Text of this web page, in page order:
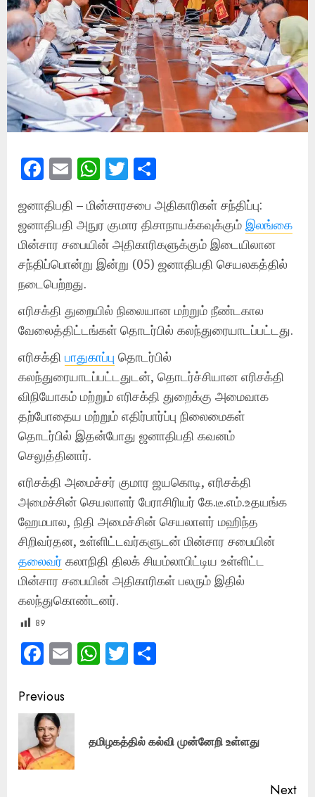
Facebook
EmailWhatsApp
Twitter
ஜனாதிபதி – மின்சாரசபை அதிகாரிகள் சந்திப்பு:
ஜனாதிபதி அநுர குமார திசாநாயக்கவுக்கும் இலங்கை
மின்சார சபையின் அதிகாரிகளுக்கும் இடையிலான
சந்திப்பொன்று இன்று (05) ஜனாதிபதி செயலகத்தில்
நடைபெற்றது.
எரிசக்தி துறையில் நிலையான மற்றும் நீண்டகால
வேலைத்திட்டங்கள் தொடர்பில் கலந்துரையாடப்பட்டது.
எரிசக்தி பாதுகாப்பு தொடர்பில்
கலந்துரையாடப்பட்டதுடன், தொடர்ச்சியான எரிசக்தி
விநியோகம் மற்றும் எரிசக்தி துறைக்கு அமைவாக
தற்போதைய மற்றும் எதிர்பார்ப்பு நிலைமைகள்
தொடர்பில் இதன்போது ஜனாதிபதி கவனம்
செலுத்தினார்.
எரிசக்தி அமைச்சர் குமார ஜயகொடி, எரிசக்தி
அமைச்சின் செயலாளர் பேராசிரியர் கே.டீ.எம்.உதயங்க
ஹேமபால, நிதி அமைச்சின் செயலாளர் மஹிந்த
சிறிவர்தன, உள்ளிட்டவர்களுடன் மின்சார சபையின்
தலைவர் கலாநிதி திலக் சியம்லாபிட்டிய உள்ளிட்ட
மின்சார சபையின் அதிகாரிகள் பலரும் இதில்
கலந்துகொண்டனர்.
89
Facebook
EmailWhatsApp
Twitter
Post
navigation
Previous
தமிழகத்தில் கல்வி முன்னேறி உள்ளது
Next